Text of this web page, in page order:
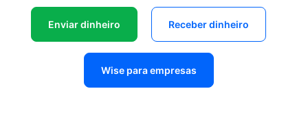
Enviar dinheiro Receber dinheiro
Wise para empresas